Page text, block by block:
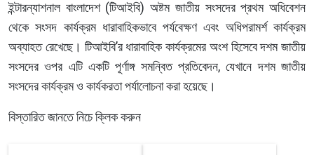
ইন্টারন্যাশনাল বাংলাদেশ (টিআইবি) অষ্টম জাতীয় সংসদের প্রথম অধিবেশন
থেকে সংসদ কার্যক্রম ধারাবাহিকভাবে পর্যবেক্ষণ এবং অধিপরামর্শ কার্যক্রম
অব্যাহত রেখেছে। টিআইবি’র ধারাবাহিক কার্যক্রমের অংশ হিসেবে দশম জাতীয়
সংসদের ওপর এটি একটি পূর্ণাঙ্গ সমন্বিত প্রতিবেদন, যেখানে দশম জাতীয়
সংসদের কার্যক্রম ও কার্যকরতা পর্যালোচনা করা হয়েছে।
বিস্তারিত জানতে নিচে ক্লিক করুন